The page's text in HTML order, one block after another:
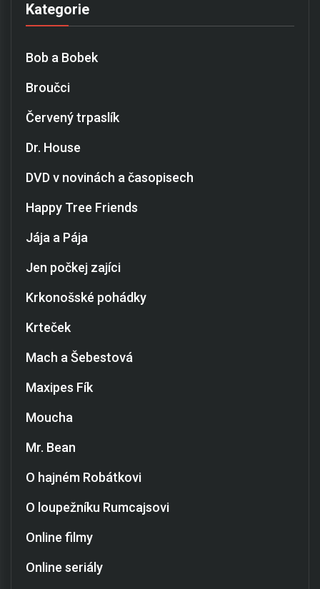
Kategorie
Bob a Bobek
Broučci
Červený trpaslík
Dr. House
DVD v novinách a časopisech
Happy Tree Friends
Jája a Pája
Jen počkej zajíci
Krkonošské pohádky
Krteček
Mach a Šebestová
Maxipes Fík
Moucha
Mr. Bean
O hajném Robátkovi
O loupežníku Rumcajsovi
Online filmy
Online seriály